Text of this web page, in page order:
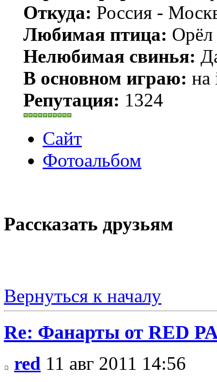
Откуда: Россия -
Любимая птица:
Нелюбимая свинья:
В основном играю: на
Репутация: 1324
Сайт
Фотоальбом
Рассказать друзьям
Вернуться к началу
Re: Фанарты от RED
red 11 авг 2011 14:56